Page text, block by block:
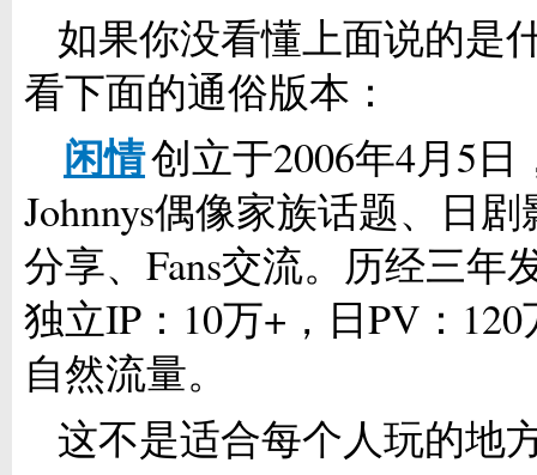
如果你没看懂上面说的是
看下面的通俗版本：
闲情创立于2006年4月5日
Johnnys偶像家族话题、日
分享、Fans交流。历经三年
独立IP：10万+，日PV：
自然流量。
这不是适合每个人玩的地